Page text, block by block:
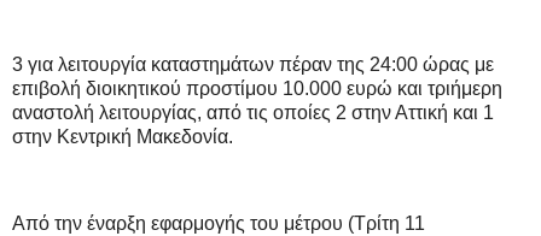
3 για λειτουργία καταστημάτων πέραν της 24:00 ώρας με
επιβολή διοικητικού προστίμου 10.000 ευρώ και τριήμερη
αναστολή λειτουργίας, από τις οποίες 2 στην Αττική και 1
στην Κεντρική Μακεδονία.
Από την έναρξη εφαρμογής του μέτρου (Τρίτη 11